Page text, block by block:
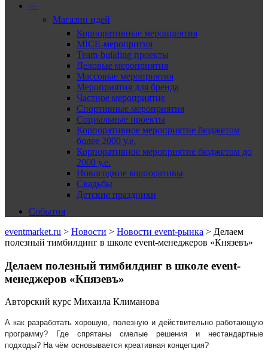
—
Магазин идей
Корпоративные мероприятия
MICE-меропрития
Team-building проекты
Деловые мероприятия
Массовые мероприятия
Мероприятия для бренда
Частное мероприятие
Спортивные мероприятия
Социальные проекты
Корпоративное мероприятие бюджетом
более 2000 у.е.
Корпоративное мероприятие бюджетом до
2000 у.е.
Новогодние корпоративы
Свадьбы
Детские праздники
События
eventmarket.ru > Новости > Новости event-рынка > Делаем
полезный тимбилдинг в школе event-менеджеров «Князевъ»
Делаем полезный тимбилдинг в школе event-
менеджеров «Князевъ»
Авторский курс Михаила Климанова
А как разработать хорошую, полезную и действительно работающую
программу? Где спрятаны смелые решения и нестандартные
подходы? На чём основывается креативная концепция?